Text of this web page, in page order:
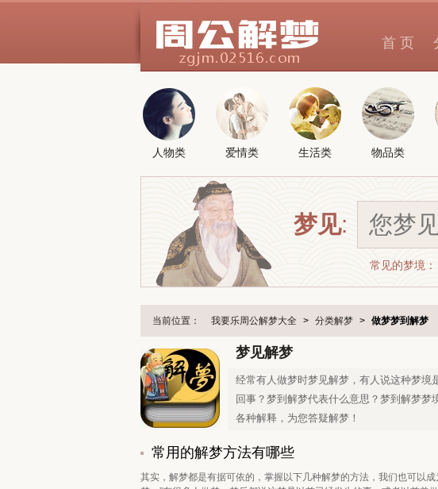
首 页
人物类 爱情类 生活类 物品类
梦见:
常见的梦境：
当前位置： 我要乐周公解梦大全 > 分类解梦 > 做梦梦到解梦
梦见解梦
经常有人做梦时梦见解梦，有人说这种梦境
回事？梦到解梦代表什么意思？梦到解梦
各种解释，为您答疑解梦！
常用的解梦方法有哪些
其实，解梦都是有据可依的，掌握以下几种解梦的方法，我们也可以